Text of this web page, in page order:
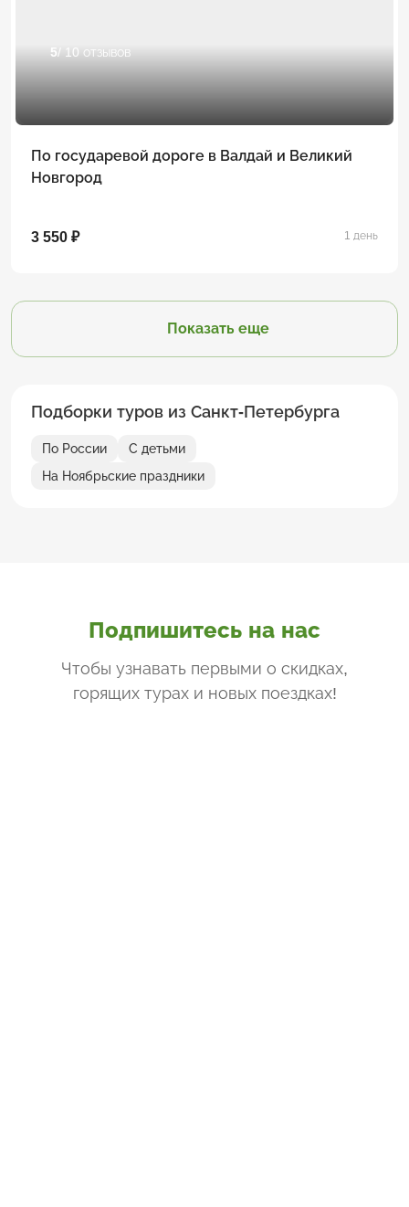
5/ 10 отзывов
По государевой дороге в Валдай и Великий
Новгород
3 550 ₽ 1 день
Показать еще
Подборки туров из Санкт-Петербурга
По России
С детьми
На Ноябрьские праздники
Подпишитесь на нас
Чтобы узнавать первыми о скидках,
горящих турах и новых поездках!